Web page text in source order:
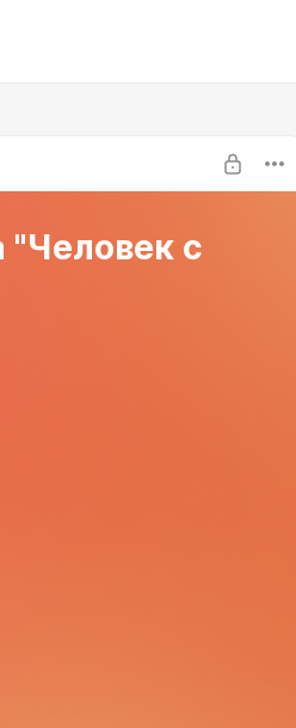
"Человек с